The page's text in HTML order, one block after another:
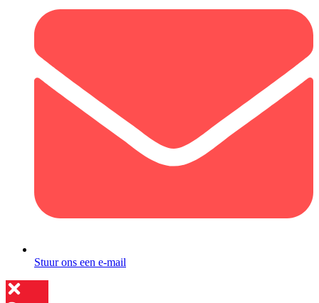
Stuur ons een e-mail